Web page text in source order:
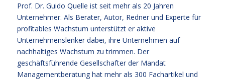
Prof. Dr. Guido Quelle ist seit mehr als 20 Jahren
Unternehmer. Als Berater, Autor, Redner und Experte für
profitables Wachstum unterstützt er aktive
Unternehmenslenker dabei, ihre Unternehmen auf
nachhaltiges Wachstum zu trimmen. Der
geschäftsführende Gesellschafter der Mandat
Managementberatung hat mehr als 300 Fachartikel und